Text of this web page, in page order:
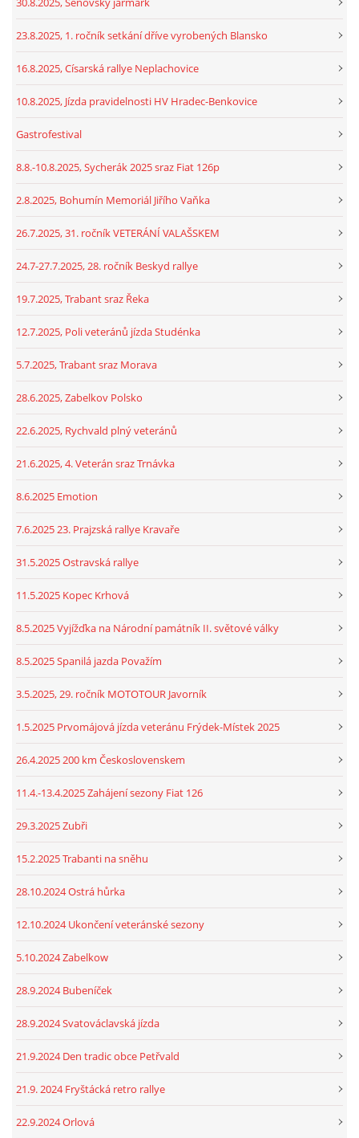
23.8.2025, 1. ročník setkání dříve vyrobených Blansko
16.8.2025, Císarská rallye Neplachovice
10.8.2025, Jízda pravidelnosti HV Hradec-Benkovice
Gastrofestival
8.8.-10.8.2025, Sycherák 2025 sraz Fiat 126p
2.8.2025, Bohumín Memoriál Jiřího Vaňka
26.7.2025, 31. ročník VETERÁNÍ VALAŠSKEM
24.7-27.7.2025, 28. ročník Beskyd rallye
19.7.2025, Trabant sraz Řeka
12.7.2025, Poli veteránů jízda Studénka
5.7.2025, Trabant sraz Morava
28.6.2025, Zabelkov Polsko
22.6.2025, Rychvald plný veteránů
21.6.2025, 4. Veterán sraz Trnávka
8.6.2025 Emotion
7.6.2025 23. Prajzská rallye Kravaře
31.5.2025 Ostravská rallye
11.5.2025 Kopec Krhová
8.5.2025 Vyjížďka na Národní památník II. světové války
8.5.2025 Spanilá jazda Považím
3.5.2025, 29. ročník MOTOTOUR Javorník
1.5.2025 Prvomájová jízda veteránu Frýdek-Místek 2025
26.4.2025 200 km Československem
11.4.-13.4.2025 Zahájení sezony Fiat 126
29.3.2025 Zubři
15.2.2025 Trabanti na sněhu
28.10.2024 Ostrá hůrka
12.10.2024 Ukončení veteránské sezony
5.10.2024 Zabelkow
28.9.2024 Bubeníček
28.9.2024 Svatováclavská jízda
21.9.2024 Den tradic obce Petřvald
21.9. 2024 Fryštácká retro rallye
22.9.2024 Orlová